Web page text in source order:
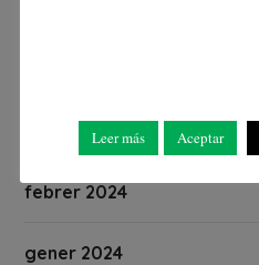
març 2024
febrer 2024
gener 2024
Leer más Aceptar